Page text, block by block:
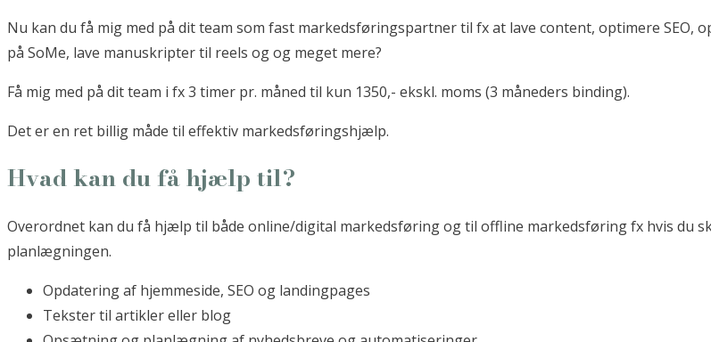
Nu kan du få mig med på dit team som fast markedsføringspartner til fx at lave content, optimere
på SoMe, lave manuskripter til reels og og meget mere?
Få mig med på dit team i fx 3 timer pr. måned til kun 1350,- ekskl. moms (3 måneders binding).
Det er en ret billig måde til effektiv markedsføringshjælp.
Hvad kan du få hjælp til?
Overordnet kan du få hjælp til både online/digital markedsføring og til offline markedsføring fx hvis du
planlægningen.
Opdatering af hjemmeside, SEO og landingpages
Tekster til artikler eller blog